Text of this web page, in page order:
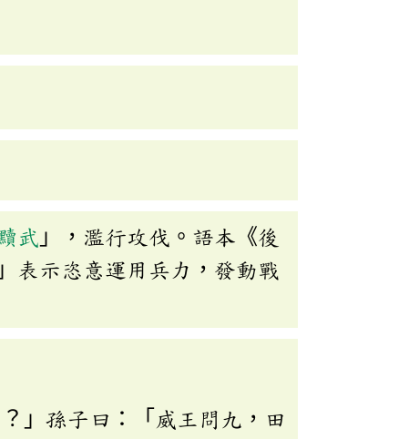
武 」，濫行攻伐。語本《後
表示恣意運用兵力，發動戰
」孫子曰：「威王問九，田